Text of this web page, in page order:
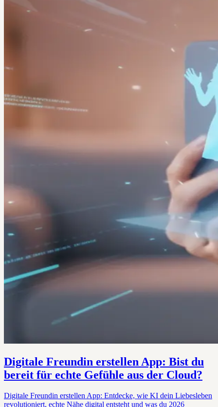
Digitale Freundin erstellen App: Bist du
bereit für echte Gefühle aus der Cloud?
Digitale Freundin erstellen App: Entdecke, wie KI dein Liebesleben
revolutioniert, echte Nähe digital entsteht und was du 2026